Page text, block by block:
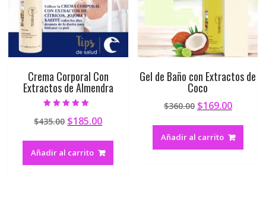
Crema Corporal Con
Extractos de Almendra
5.00
de 5
$435.00 $185.00
Añadir al carrito
Gel de Baño con Extractos de
Coco
$360.00 $169.00
Añadir al carrito